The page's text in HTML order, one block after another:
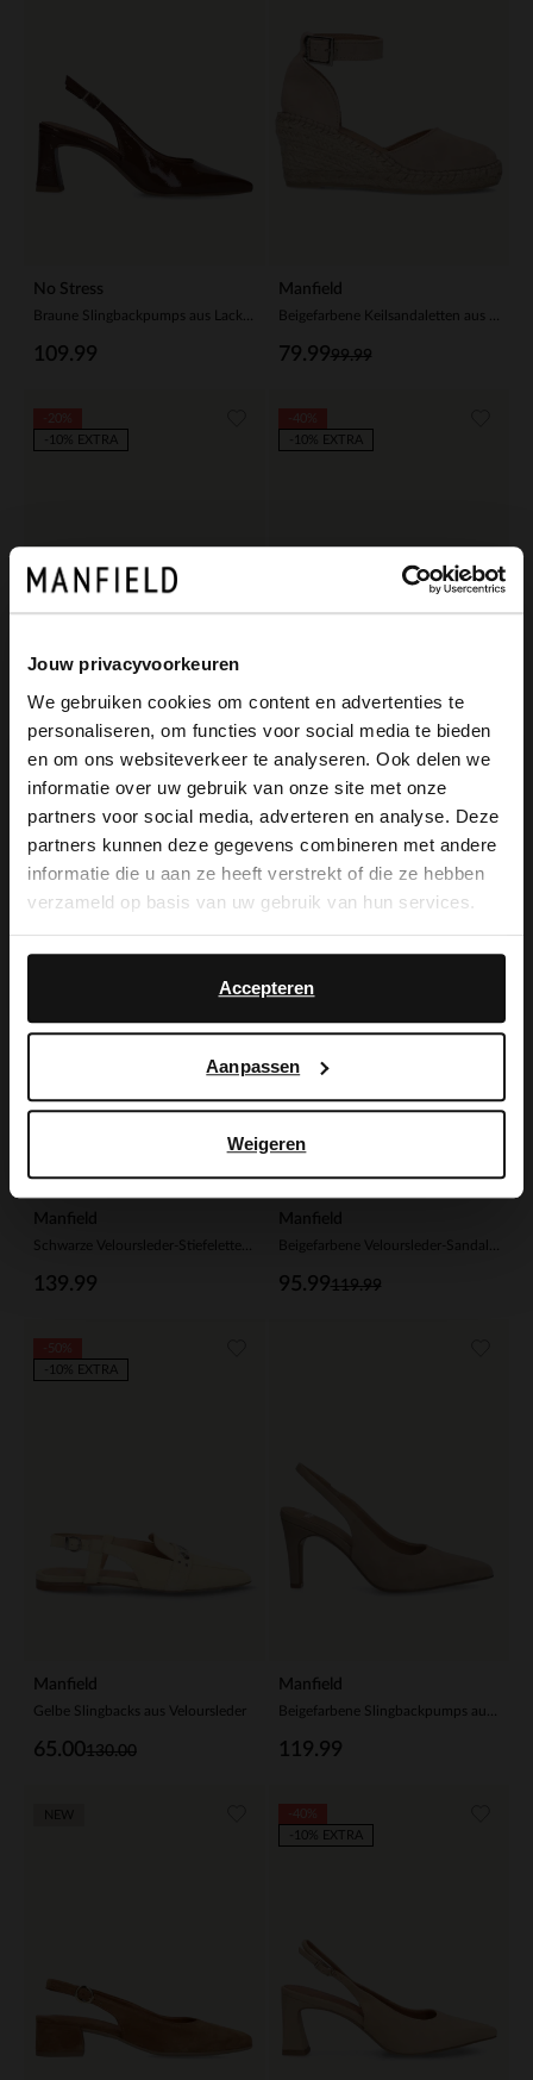
Jouw privacyvoorkeuren
We gebruiken cookies om content en advertenties te
personaliseren, om functies voor social media te bieden
en om ons websiteverkeer te analyseren. Ook delen we
informatie over uw gebruik van onze site met onze
partners voor social media, adverteren en analyse. Deze
partners kunnen deze gegevens combineren met andere
informatie die u aan ze heeft verstrekt of die ze hebben
verzameld op basis van uw gebruik van hun services.
Accepteren
Aanpassen
Weigeren
No Stress
109.99
Manfield
99.99
79.99
No Stress
Bronzefarbene Ledersandaletten
109.99
87.99
-10% EXTRA
No Stress
109.98
65.99
-10% EXTRA
Manfield
139.99
Manfield
119.99
95.99
-20%
-10% EXTRA
Manfield
Gelbe Slingbacks aus Veloursleder
130.00
65.00
-10% EXTRA
Manfield
119.99
-10% EXTRA
×
View this website in English?
It looks like your language isn't Dutch. Would
you like to switch to English?
English